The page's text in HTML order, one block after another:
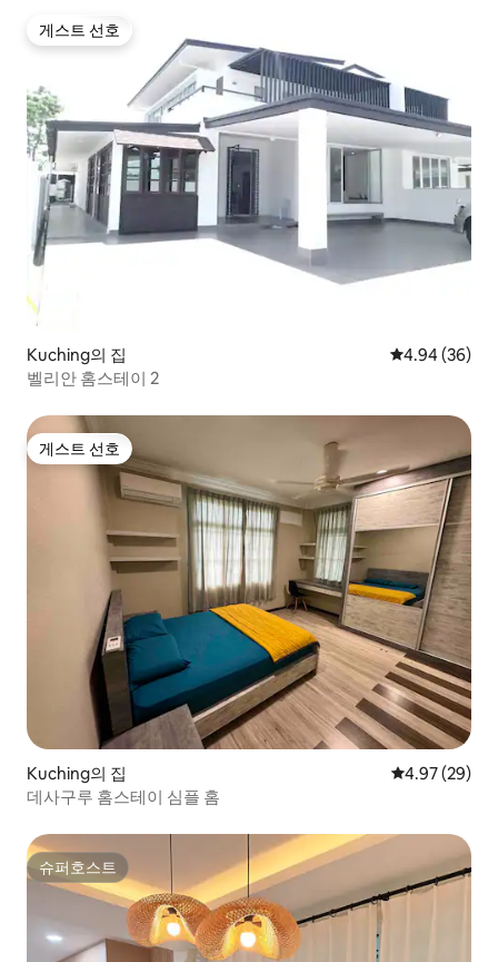
게스트 선호
게스트 선호
Kuching의 집 평점 4.94점(5
4.94 (36)
벨리안 홈스테이 2
게스트 선호
게스트 선호
Kuching의 집 평점 4.97점(5
4.97 (29)
데사구루 홈스테이 심플 홈
슈퍼호스트
슈퍼호스트